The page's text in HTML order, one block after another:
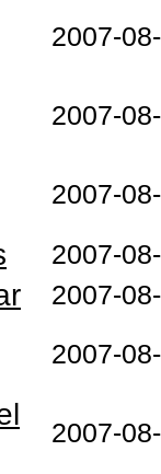
2007-
2007-
2007-
2007-
2007-
2007-
2007-